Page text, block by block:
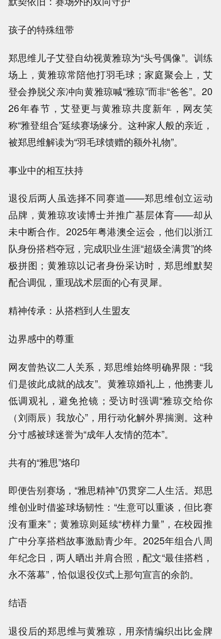
孩子的特殊纽带
郑思维儿子艾登自幼视黄雅琼为“头号偶像”。训练
场上，黄雅琼常陪他打羽毛球；家庭聚会上，艾
登会挣脱父亲冲向黄雅琼喊“雅琼”而非“爸爸”。20
26年春节，艾登更与黄雅琼共度新年，网友笑
称“雅登组合”延续赛场缘分。这种家人般的亲近，
被郑思维解读为“羽毛球馈赠的额外礼物”。
事业中的相互扶持
退役后两人虽选择不同赛道——郑思维创立运动
品牌，黄雅琼攻读博士并推广基层体育——却从
未中断合作。2025年粤港澳全运会，他们以浙江
队身份搭档夺冠，完成职业生涯“超级全满贯”的终
极拼图；黄雅琼以记者身份采访时，郑思维默契
配合调侃，重现战术层面的心有灵犀。
精神传承：从搭档到人生盟友
边界感中的尊重
网友曾热议二人关系，郑思维始终明确界限：“我
们是彼此成就的战友”。黄雅琼婚礼上，他携妻儿
低调观礼，避免抢镜；受访时强调“雅琼交给你
（刘雨辰）我放心”，用行动化解外界揣测。这种
分寸感被球迷誉为“成年人友情的范本”。
共有的“雅思”烙印
即便告别赛场，“雅思精神”仍贯穿二人生活。郑思
维创业时借鉴球场韧性：“生意可以重谈，但比赛
没有重来”；黄雅琼则延续“榜样力量”，在校园推
广中分享搭档故事激励青少年。2025年组合八周
年纪念日，两人晒出并肩合照，配文“最佳搭档，
永不落幕”，恰似退役仪式上那句宣言的余韵。
结语
退役后的郑思维与黄雅琼，用亲情编织出比金牌